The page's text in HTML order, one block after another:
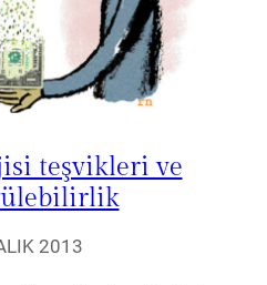
teşvikleri ve
2013